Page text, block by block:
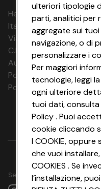
HeyConad Viaggi è un
Italia Travel Marketing S.r.l.
Via Chiesolina 8 | 37066
C.F. e P.IVA: 03816060234
Aut. Prov Verona n.
Polizza Ass. RC n.
Polizza Ass. Protection
Seguici su
ulteriori tipologie
parti, analitici per
aggregate sui
navigazione, o di
personalizzare i
Per maggiori
tecnologie, leggi
ogni ulteriore
tuoi dati,
Policy . Puoi
cookie cliccando
I COOKIE, oppure
che vuoi
COOKIES . Se
l’installazione,